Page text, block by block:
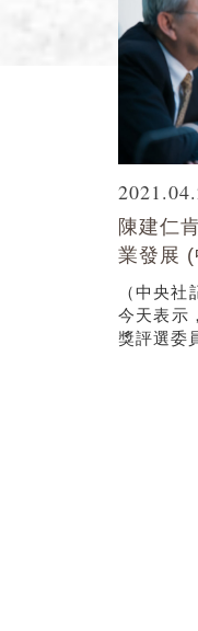
陳建仁
業發展
（中央
今天表示
獎評選委